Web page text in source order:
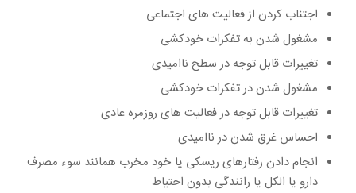
اجتناب کردن از فعالیت های اجتماعی
مشغول شدن به تفکرات خودکشی
تغییرات قابل توجه در سطح ناامیدی
مشغول شدن در تفکرات خودکشی
تغییرات قابل توجه در فعالیت های روزمره عادی
احساس غرق شدن در ناامیدی
انجام دادن رفتارهای ریسکی یا خود مخرب همانند سوء مصرف
دارو یا الکل یا رانندگی بدون احتیاط